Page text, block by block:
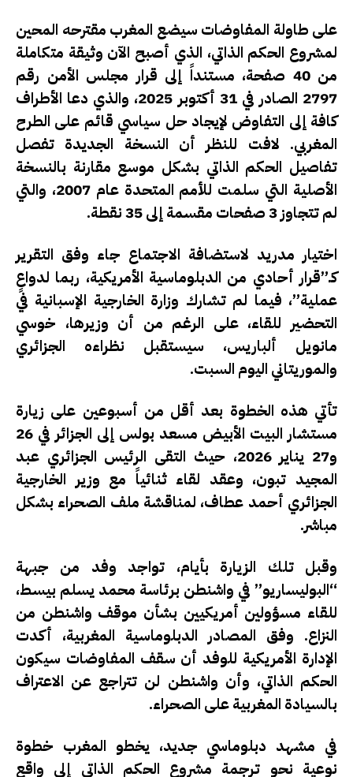
على طاولة المفاوضات سيضع المغرب مقترحه المحين
لمشروع الحكم الذاتي، الذي أصبح الآن وثيقة متكاملة
من 40 صفحة، مستنداً إلى
قرار مجلس الأمن رقم
2797
الصادر في 31 أكتوبر 2025، والذي دعا الأطراف
كافة إلى التفاوض لإيجاد حل سياسي قائم على الطرح
المغربي. لافت للنظر أن النسخة الجديدة تفصل
تفاصيل الحكم الذاتي بشكل موسع مقارنة بالنسخة
الأصلية التي سلمت للأمم المتحدة عام 2007، والتي
لم تتجاوز 3 صفحات مقسمة إلى 35 نقطة.
اختيار مدريد لاستضافة الاجتماع جاء وفق التقرير
كـ”قرار أحادي من الدبلوماسية الأمريكية، ربما لدواعٍ
عملية”، فيما لم تشارك وزارة الخارجية الإسبانية في
التحضير للقاء، على الرغم من أن وزيرها، خوسي
مانويل ألباريس، سيستقبل نظراءه الجزائري
والموريتاني اليوم السبت.
تأتي هذه الخطوة بعد أقل من أسبوعين على زيارة
مستشار البيت الأبيض مسعد بولس
إلى الجزائر في 26
و27 يناير 2026، حيث التقى الرئيس الجزائري
عبد
المجيد تبون، وعقد لقاء ثنائياً مع وزير الخارجية
الجزائري أحمد عطاف، لمناقشة ملف الصحراء بشكل
مباشر.
وقبل تلك الزيارة بأيام، تواجد وفد من جبهة
“البوليساريو” في واشنطن برئاسة محمد يسلم بيسط،
للقاء مسؤولين أمريكيين بشأن موقف واشنطن من
النزاع. وفق المصادر الدبلوماسية المغربية، أكدت
الإدارة الأمريكية للوفد أن سقف المفاوضات سيكون
الحكم الذاتي، وأن واشنطن لن تتراجع عن الاعتراف
بالسيادة المغربية على الصحراء.
في مشهد دبلوماسي جديد، يخطو المغرب خطوة
نوعية نحو ترجمة مشروع الحكم الذاتي إلى واقع